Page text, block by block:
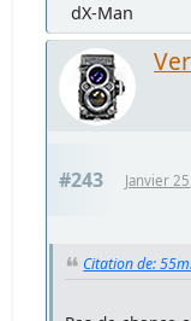
dX-Man
#243 Janvier
Citation de: